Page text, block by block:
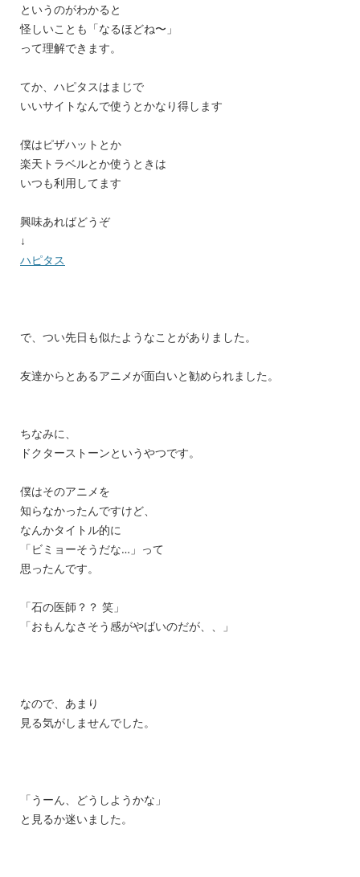
というのがわかると
怪しいことも「なるほどね〜」
って理解できます。
てか、ハピタスはまじで
いいサイトなんで使うとかなり得します
僕はピザハットとか
楽天トラベルとか使うときは
いつも利用してます
興味あればどうぞ
↓
ハピタス
で、つい先日も似たようなことがありました。
友達からとあるアニメが面白いと勧められました。
ちなみに、
ドクターストーンというやつです。
僕はそのアニメを
知らなかったんですけど、
なんかタイトル的に
「ビミョーそうだな…」って
思ったんです。
「石の医師？？ 笑」
「おもんなさそう感がやばいのだが、、」
なので、あまり
見る気がしませんでした。
「うーん、どうしようかな」
と見るか迷いました。